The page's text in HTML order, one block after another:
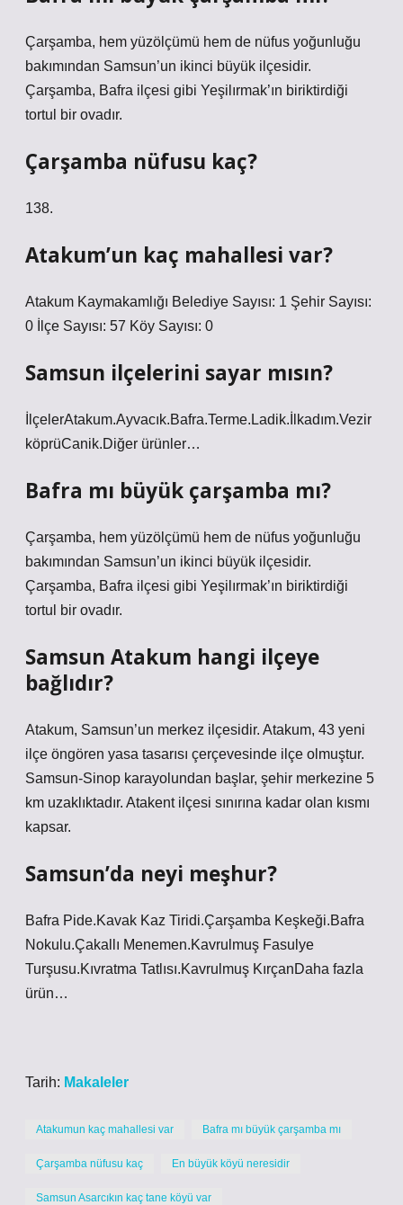
Çarşamba, hem yüzölçümü hem de nüfus yoğunluğu
bakımından Samsun’un ikinci büyük ilçesidir.
Çarşamba, Bafra ilçesi gibi Yeşilırmak’ın biriktirdiği
tortul bir ovadır.
Çarşamba nüfusu kaç?
138.
Atakum’un kaç mahallesi var?
Atakum Kaymakamlığı Belediye Sayısı: 1 Şehir Sayısı:
0 İlçe Sayısı: 57 Köy Sayısı: 0
Samsun ilçelerini sayar mısın?
İlçelerAtakum.Ayvacık.Bafra.Terme.Ladik.İlkadım.Vezir
köprüCanik.Diğer ürünler…
Bafra mı büyük çarşamba mı?
Çarşamba, hem yüzölçümü hem de nüfus yoğunluğu
bakımından Samsun’un ikinci büyük ilçesidir.
Çarşamba, Bafra ilçesi gibi Yeşilırmak’ın biriktirdiği
tortul bir ovadır.
Samsun Atakum hangi ilçeye
bağlıdır?
Atakum, Samsun’un merkez ilçesidir. Atakum, 43 yeni
ilçe öngören yasa tasarısı çerçevesinde ilçe olmuştur.
Samsun-Sinop karayolundan başlar, şehir merkezine 5
km uzaklıktadır. Atakent ilçesi sınırına kadar olan kısmı
kapsar.
Samsun’da neyi meşhur?
Bafra Pide.Kavak Kaz Tiridi.Çarşamba Keşkeği.Bafra
Nokulu.Çakallı Menemen.Kavrulmuş Fasulye
Turşusu.Kıvratma Tatlısı.Kavrulmuş KırçanDaha fazla
ürün…
Tarih: Makaleler
Atakumun kaç mahallesi var Bafra mı büyük çarşamba mı
Çarşamba nüfusu kaç En büyük köyü neresidir
Samsun Asarcıkın kaç tane köyü var